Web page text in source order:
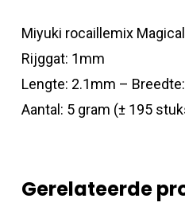
Miyuki rocaillemix
Rijggat: 1mm
Lengte: 2.1mm –
Aantal: 5 gram (± 195
Gerelateerde